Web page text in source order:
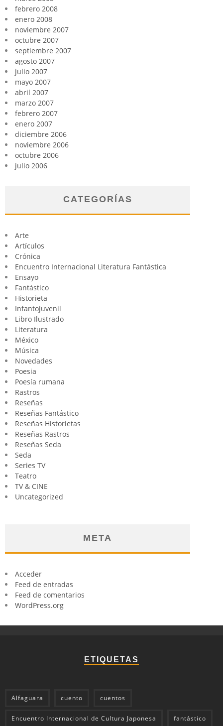
febrero 2008
enero 2008
noviembre 2007
octubre 2007
septiembre 2007
agosto 2007
julio 2007
mayo 2007
abril 2007
marzo 2007
febrero 2007
enero 2007
diciembre 2006
noviembre 2006
octubre 2006
julio 2006
CATEGORÍAS
Arte
Artículos
Crónica
Encuentro Internacional Literatura Fantástica
Ensayo
Fantástico
Historieta
Infantojuvenil
Libro Ilustrado
Literatura
México
Música
Novedades
Poesia
Poesía rumana
Rastros
Reseñas
Reseñas Fantástico
Reseñas Historietas
Reseñas Rastros
Reseñas Seda
Seda
Series TV
Teatro
TV & CINE
Uncategorized
META
Acceder
Feed de entradas
Feed de comentarios
WordPress.org
ETIQUETAS
Alfaguara cuento cuentos
Encuentro Internacional de Cultura Japonesa fantástico